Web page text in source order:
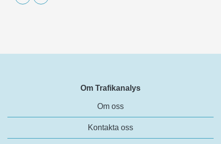
Om Trafikanalys
Om oss
Kontakta oss